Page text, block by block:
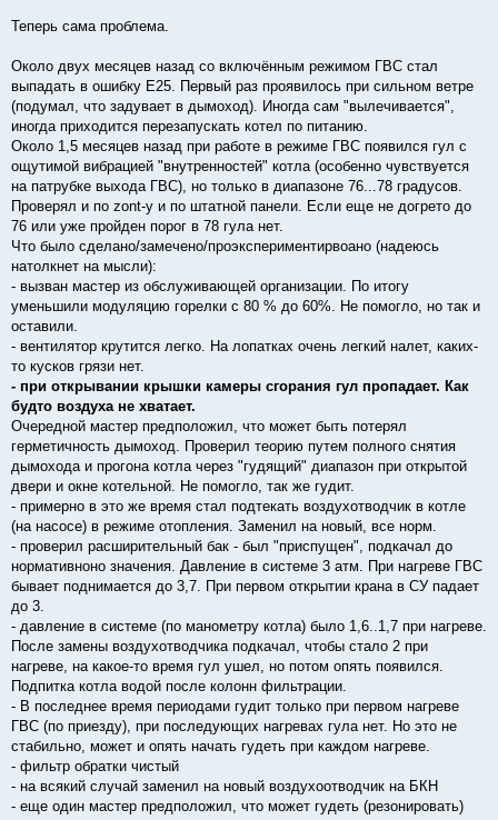
Теперь сама проблема.
Около двух месяцев назад со включённым режимом ГВС стал
выпадать в ошибку Е25. Первый раз проявилось при сильном ветре
(подумал, что задувает в дымоход). Иногда сам "вылечивается",
иногда приходится перезапускать котел по питанию.
Около 1,5 месяцев назад при работе в режиме ГВС появился гул с
ощутимой вибрацией "внутренностей" котла (особенно чувствуется
на патрубке выхода ГВС), но только в диапазоне 76...78 градусов.
Проверял и по zont-у и по штатной панели. Если еще не догрето до
76 или уже пройден порог в 78 гула нет.
Что было сделано/замечено/проэкспериментирвоано (надеюсь
натолкнет на мысли):
- вызван мастер из обслуживающей организации. По итогу
уменьшили модуляцию горелки с 80 % до 60%. Не помогло, но так и
оставили.
- вентилятор крутится легко. На лопатках очень легкий налет, каких-
то кусков грязи нет.
- при открывании крышки камеры сгорания гул пропадает. Как
будто воздуха не хватает.
Очередной мастер предположил, что может быть потерял
герметичность дымоход. Проверил теорию путем полного снятия
дымохода и прогона котла через "гудящий" диапазон при открытой
двери и окне котельной. Не помогло, так же гудит.
- примерно в это же время стал подтекать воздухотводчик в котле
(на насосе) в режиме отопления. Заменил на новый, все норм.
- проверил расширительный бак - был "приспущен", подкачал до
нормативноно значения. Давление в системе 3 атм. При нагреве ГВС
бывает поднимается до 3,7. При первом открытии крана в СУ падает
до 3.
- давление в системе (по манометру котла) было 1,6..1,7 при нагреве.
После замены воздухотводчика подкачал, чтобы стало 2 при
нагреве, на какое-то время гул ушел, но потом опять появился.
Подпитка котла водой после колонн фильтрации.
- В последнее время периодами гудит только при первом нагреве
ГВС (по приезду), при последующих нагревах гула нет. Но это не
стабильно, может и опять начать гудеть при каждом нагреве.
- фильтр обратки чистый
- на всякий случай заменил на новый воздухоотводчик на БКН
- еще один мастер предположил, что может гудеть (резонировать)